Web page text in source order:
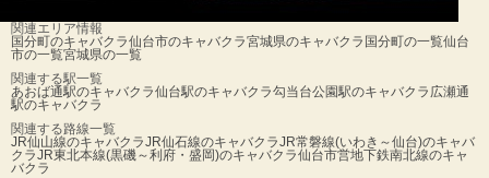
関連エリア情報
国分町のキャバクラ仙台市のキャバクラ宮城県のキャバクラ 国分町の一覧仙台
市の一覧宮城県の一覧
関連する駅一覧
あおば通駅のキャバクラ仙台駅のキャバクラ勾当台公園駅のキャバクラ 広瀬通
駅のキャバクラ
関連する路線一覧
JR仙山線のキャバクラJR仙石線のキャバクラJR常磐線(いわき～仙台)のキャバ
クラJR東北本線(黒磯～利府・盛岡)のキャバクラ仙台市営地下鉄南北線のキャ
バクラ